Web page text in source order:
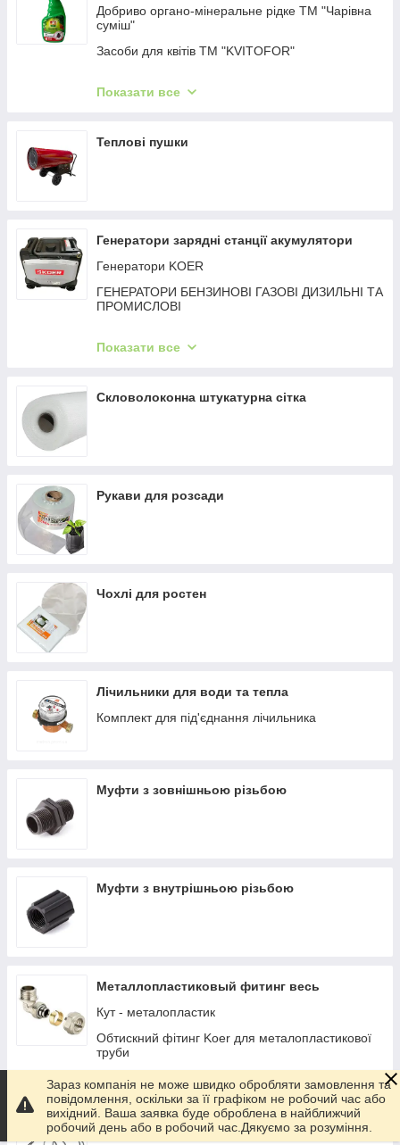
Поручні настінно-підлогові біля умивальника
Поручні Г-подібні в санвузол
Поручні П-подібні підлогові
Добриво органо-мінеральне рідке ТМ "Чарівна
суміш"
Засоби для квітів ТМ "KVITOFOR"
Показати все
Теплові пушки
Генератори зарядні станції акумулятори
Генератори KOER
ГЕНЕРАТОРИ БЕНЗИНОВІ ГАЗОВІ ДИЗИЛЬНІ ТА
ПРОМИСЛОВІ
Показати все
Скловолоконна штукатурна сітка
Рукави для розсади
Чохлі для ростен
Лічильники для води та тепла
Комплект для під'єднання лічильника
Муфти з зовнішньою різьбою
Муфти з внутрішньою різьбою
Металлопластиковый фитинг весь
Кут - металопластик
Обтискний фітинг Koer для металопластикової
труби
Фітинг металопластиковий СТМ
Престо полив
Зараз компанія не може швидко обробляти замовлення та
повідомлення, оскільки за її графіком не робочий час або
вихідний. Ваша заявка буде оброблена в найближчий
робочий день або в робочий час.Дякуємо за розуміння.